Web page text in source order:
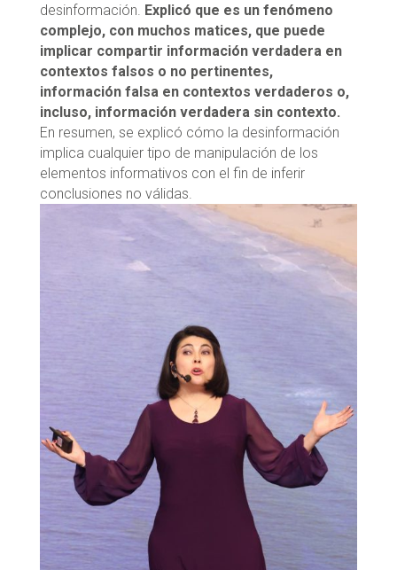
desinformación. Explicó que es un fenómeno
complejo, con muchos matices, que puede
implicar compartir información verdadera en
contextos falsos o no pertinentes,
información falsa en contextos verdaderos o,
incluso, información verdadera sin contexto.
En resumen, se explicó cómo la desinformación
implica cualquier tipo de manipulación de los
elementos informativos con el fin de inferir
conclusiones no válidas.